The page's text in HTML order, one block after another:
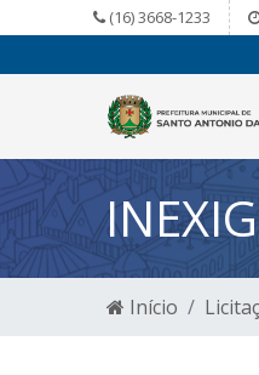
(16) 3668-1233
Início